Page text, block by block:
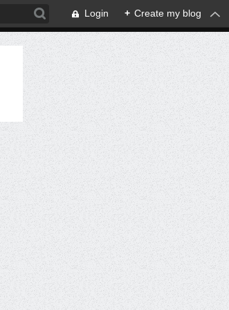
Login + Create my blog